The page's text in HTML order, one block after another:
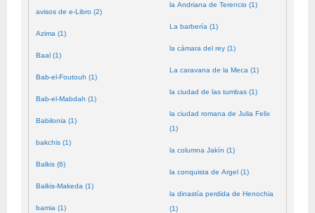
avisos de e-Libro (2)
Azima (1)
Baal (1)
Bab-el-Foutouh (1)
Bab-el-Mabdah (1)
Babilonia (1)
bakchis (1)
Balkis (6)
Balkis-Makeda (1)
bamia (1)
la Andriana de Terencio (1)
La barbería (1)
la cámara del rey (1)
La caravana de la Meca (1)
la ciudad de las tumbas (1)
la ciudad romana de Julia Felix
(1)
la columna Jakín (1)
la conquista de Argel (1)
la dinastía perdida de Henochia
(1)